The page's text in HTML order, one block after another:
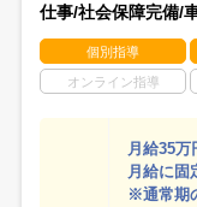
仕事/社会保障完備/
個別指導
オンライン指導
月給35万
月給に固
※通常期